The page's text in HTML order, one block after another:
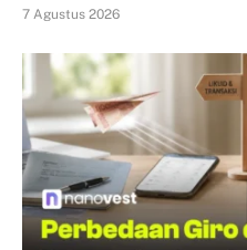
7 Agustus 2026